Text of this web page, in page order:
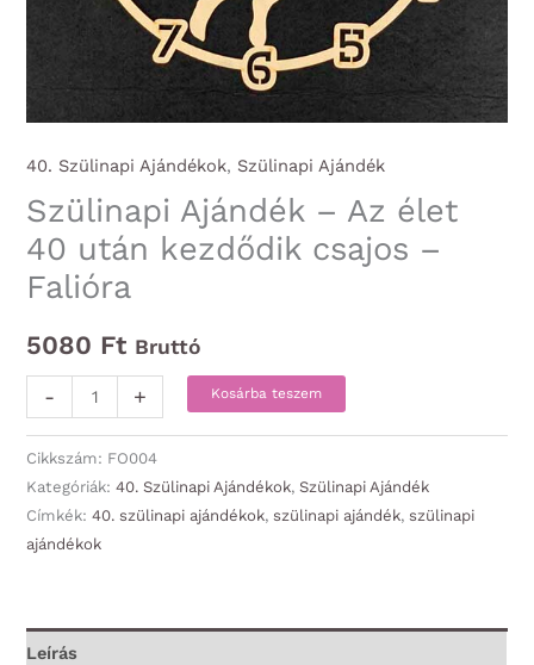
40. Szülinapi Ajándékok, Szülinapi Ajándék
Szülinapi Ajándék – Az élet
40 után kezdődik csajos –
Falióra
5080 Ft Bruttó
-
Szülinapi
Ajándék
-
Az
élet
40
csajos
+ Kosárba teszem
Cikkszám: FO004
Kategóriák:40. Szülinapi Ajándékok,Szülinapi Ajándék
Címkék:40. szülinapi ajándékok,szülinapi ajándék,szülinapi
ajándékok
Leírás